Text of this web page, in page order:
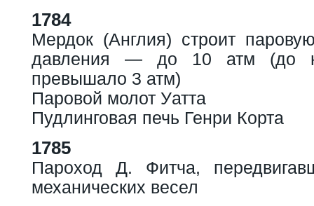
1784
Мердок (Англия) строит
давления — до 10 атм (до
превышало 3 атм)
Паровой молот Уатта
Пудлинговая печь Генри Корта
1785
Пароход Д. Фитча,
механических весел